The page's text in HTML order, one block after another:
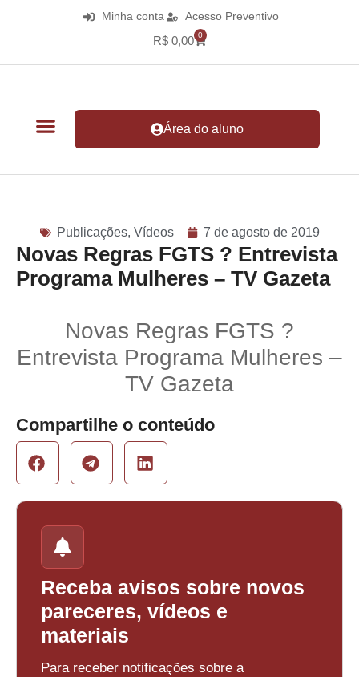
Minha conta Acesso Preventivo
R$ 0,00 0
Área do aluno
Publicações, Vídeos 7 de agosto de 2019
Novas Regras FGTS ? Entrevista
Programa Mulheres – TV Gazeta
Novas Regras FGTS ?
Entrevista Programa Mulheres –
TV Gazeta
Compartilhe o conteúdo
Receba avisos sobre novos
pareceres, vídeos e
materiais
Para receber notificações sobre a